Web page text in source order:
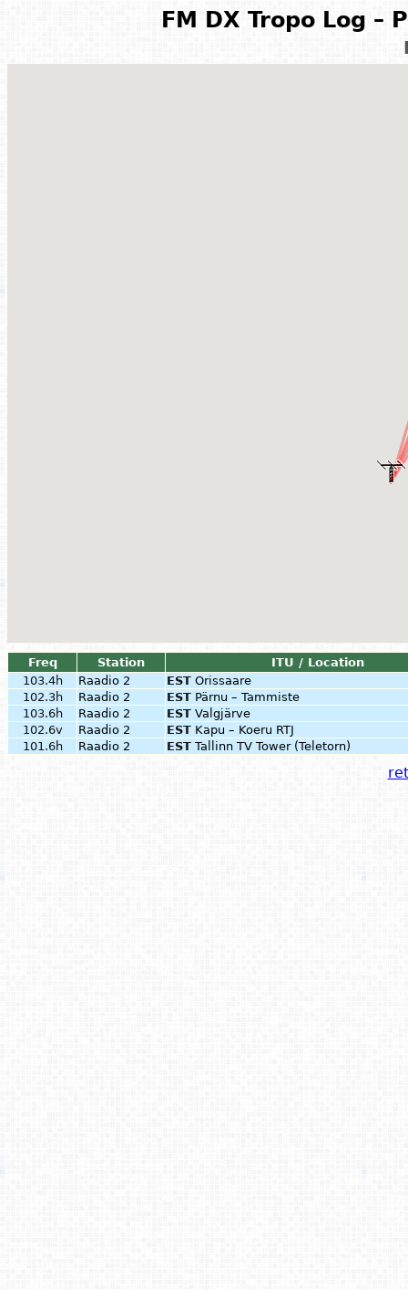
FM DX Tropo Log –
Freq Station
ITU / Location
103.4h
Raadio 2 EST Orissaare
102.3h
Raadio 2 EST Pärnu – Tammiste
103.6h
Raadio 2 EST Valgjärve
102.6v
Raadio 2 EST Kapu – Koeru RTJ
101.6h
Raadio 2 EST Tallinn TV Tower (Teletorn)